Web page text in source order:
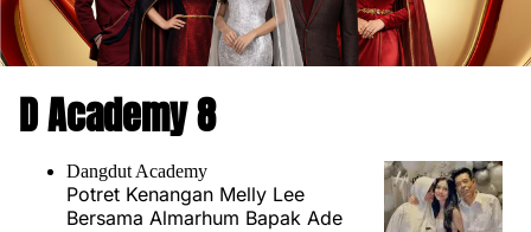
D Academy 8
Dangdut Academy
Potret Kenangan Melly Lee
Bersama Almarhum Bapak Ade